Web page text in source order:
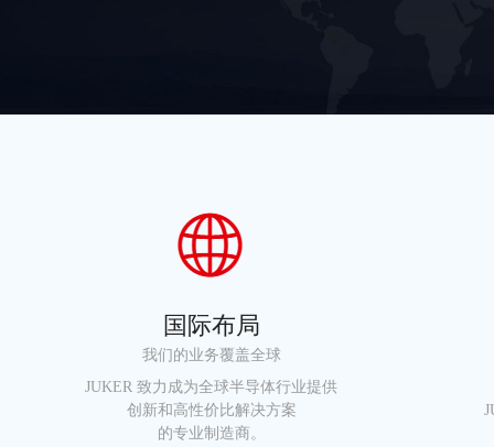
JUKER 致力成为全球半导体行业提供
创新和高性价比解决方案
的专业制造商。
国际布局
我们的业务覆盖全球